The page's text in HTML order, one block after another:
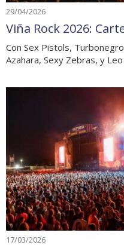
29/04/2026
Viña Rock 2026:
Con Sex Pistols,
Azahara, Sexy Zebras, y
17/03/2026